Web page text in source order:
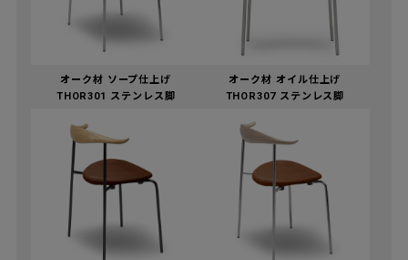
オーク材 ソープ仕上げ
THOR301 ステンレス脚
オーク材 オイル仕上げ
THOR307 ステンレス脚